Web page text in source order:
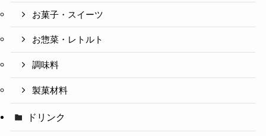
お菓子・スイーツ
お惣菜・レトルト
調味料
製菓材料
ドリンク